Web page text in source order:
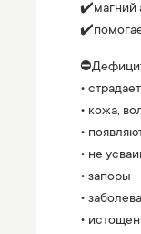
✔️магний
•
• кожа,
•
• не
• запоры
•
•